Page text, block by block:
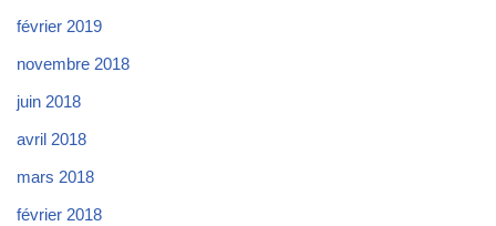
février 2019
novembre 2018
juin 2018
avril 2018
mars 2018
février 2018